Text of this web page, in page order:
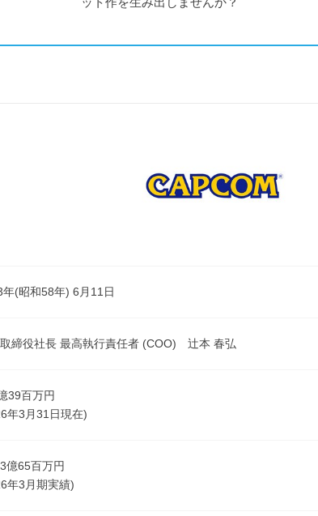
年(昭和58年) 6月11日
締役社長 最高執行責任者 (COO) 辻本 春弘
39百万円
年3月31日現在)
億65百万円
年3月期実績)